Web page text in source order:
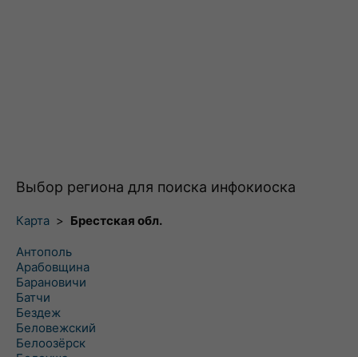
Выбор региона для поиска инфокиоска
Карта > Брестская обл.
Антополь
Арабовщина
Барановичи
Батчи
Бездеж
Беловежский
Белоозёрск